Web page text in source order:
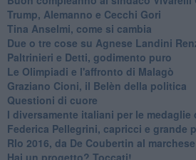
Trump, Alemanno e Cecchi Gori
Tina Anselmi, come si cambia
Due o tre cose su Agnese Landini
Paltrinieri e Detti, godimento puro
Le Olimpiadi e l'affronto di Malagò
Graziano Cioni, il Belèn della politica
Questioni di cuore
I diversamente italiani per le medaglie
Federica Pellegrini, capricci e grande
RIo 2016, da De Coubertin al
​Hai un progetto? Toccati!